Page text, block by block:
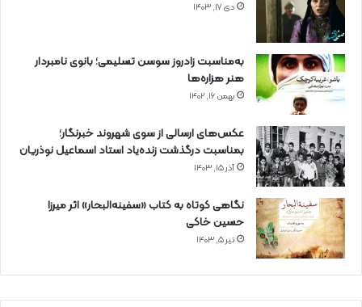
دی ۱۷, ۱۴۰۳
به‌مناسبت زادروز سوسن تسلیمی؛ بانوی نامبردار
هنر هزاره‌ها
بهمن ۱۶, ۱۴۰۲
عکس‌های ارسالی از سوی شهروند خبرنگار؛
بمناسبت درگذشت زنده‌یاد استاد اسماعیل نوذریان
آذر ۱۵, ۱۴۰۳
نگاهی کوتاه به کتاب «سفینه‌البحار» اثر میرزا
حسین خاکی
تیر ۵, ۱۴۰۳